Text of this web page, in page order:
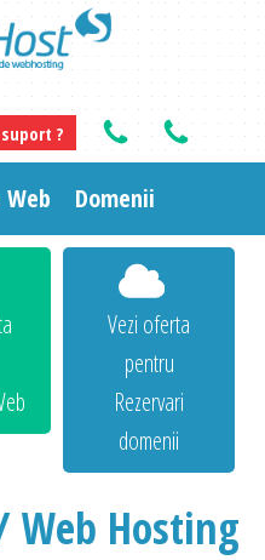
?
Web Domenii
Vezi oferta
pentru
Rezervari
domenii
Web Hosting